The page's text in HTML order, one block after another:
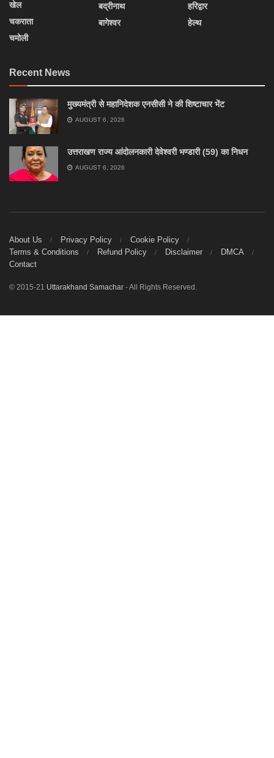
खेल
चकराता
चमोली
बद्रीनाथ
बागेश्वर
हरिद्वार
हेल्थ
Recent News
मुख्यमंत्री से महानिदेशक एनसीसी ने की शिष्टाचार भेंट
AUGUST 6, 2026
उत्तराखण राज्य आंदोलनकारी देवेश्वरी भण्डारी (59) का निधन
AUGUST 6, 2026
About Us Privacy Policy
Cookie Policy
Terms & Conditions
Refund Policy Disclaimer
DMCA
Contact
© 2015-21 Uttarakhand Samachar - All Rights Reserved.